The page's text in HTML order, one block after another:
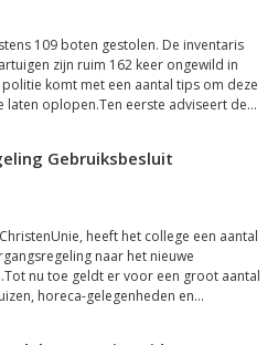
109 boten gestolen. De inventaris
zijn ruim 162 keer ongewild in
komt met een aantal tips om deze
oplopen.Ten eerste adviseert de...
Gebruiksbesluit
heeft het college een aantal
naar het nieuwe
nu toe geldt er voor een groot aantal
horeca-gelegenheden en...